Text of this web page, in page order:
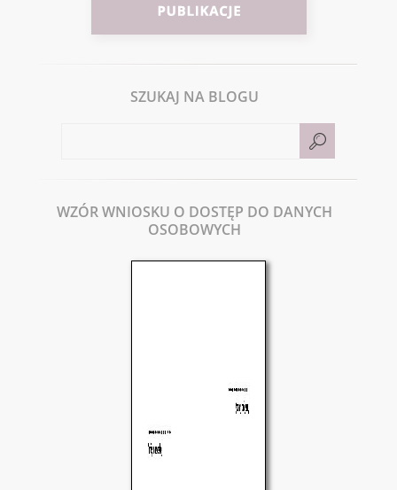
SZUKAJ NA BLOGU
WZÓR WNIOSKU O DOSTĘP DO DANYCH
OSOBOWYCH